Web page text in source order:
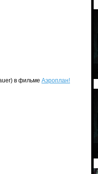
в фильме Аэроплан!